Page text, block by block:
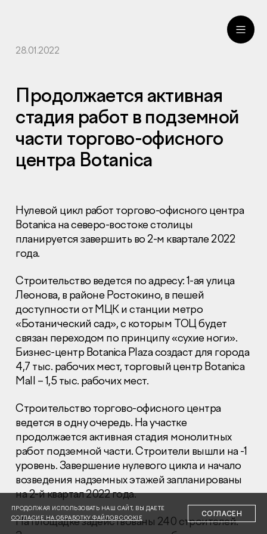
Раскрытие информации
Правовая информация
Сообщить о коррупции
Глaвный oфиc
+7 (495) 502 95 59
Отдел продаж
+7 (495) 641-35-35
Заказать звонок
© 2001-2026 Компания «Пионер»
28.01.2022
Продолжается активная
стадия работ в подземной
части торгово-офисного
центра Botanica
Нулевой цикл работ торгово-офисного центра
Botanica на северо-востоке столицы
планируется завершить во 2-м квартале 2022
года.
Строительство ведется по адресу: 1-ая улица
Леонова, в районе Ростокино, в пешей
доступности от МЦК и станции метро
«Ботанический сад», с которым ТОЦ будет
связан переходом по принципу «сухие ноги».
Бизнес-центр Botanica Plaza создаст для города
4,7 тыс. рабочих мест, торговый центр Botanica
Mall – 1,5 тыс. рабочих мест.
Строительство торгово-офисного центра
ведется в одну очередь. На участке
продолжается активная стадия монолитных
работ подземной части. Строители вышли на -1
уровень. Завершение нулевого цикла и начало
возведения надземных этажей запланированы
на 2-й квартал 2022 года.
На площадке задействованы 240 строителей.
ПРОДОЛЖАЯ ИСПОЛЬЗОВАТЬ НАШ САЙТ, ВЫ ДАЕТЕ
СОГЛАСИЕ НА ОБРАБОТКУ ФАЙЛОВ COOKIE
СОГЛАСЕН